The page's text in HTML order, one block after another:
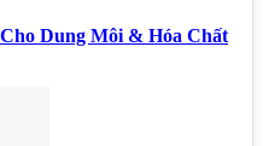
Dung Môi & Hóa Chất